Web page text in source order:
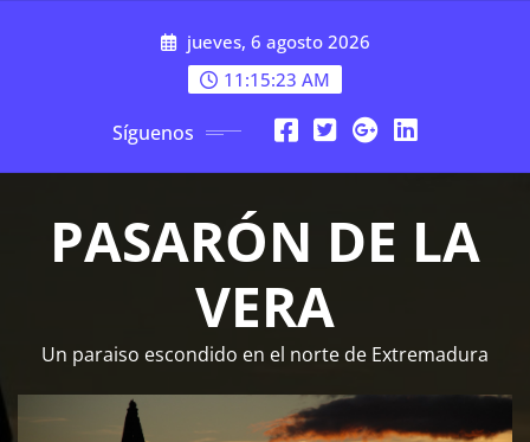
jueves, 6 agosto 2026
11:15:23 AM
Síguenos
PASARÓN DE LA
VERA
Un paraiso escondido en el norte de Extremadura